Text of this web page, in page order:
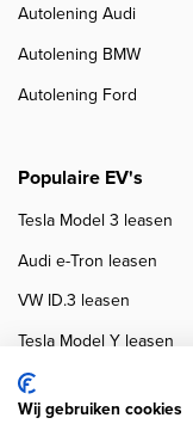
Autolening Audi
Autolening BMW
Autolening Ford
Populaire EV's
Tesla Model 3 leasen
Audi e-Tron leasen
VW ID.3 leasen
Tesla Model Y leasen
VW ID.4 leasen
Wij gebruiken cookies